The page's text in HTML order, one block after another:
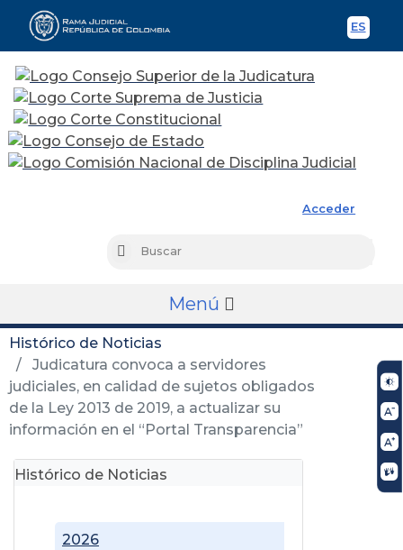
ES
Acceder
Buscar
Menú
Histórico de Noticias
Judicatura convoca a servidores
judiciales, en calidad de sujetos obligados
de la Ley 2013 de 2019, a actualizar su
información en el “Portal Transparencia”
Histórico de Noticias
2026